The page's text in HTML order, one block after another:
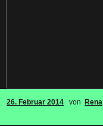
26. Februar 2014 von Rena